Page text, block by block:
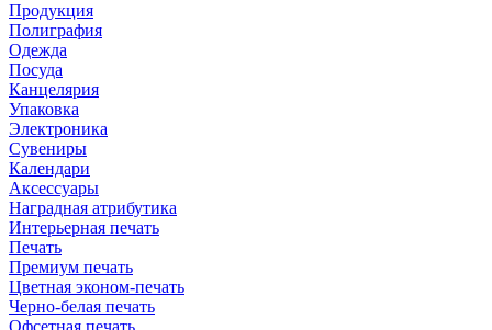
Продукция
Полиграфия
Одежда
Посуда
Канцелярия
Упаковка
Электроника
Сувениры
Календари
Аксессуары
Наградная атрибутика
Интерьерная печать
Печать
Премиум печать
Цветная эконом-печать
Черно-белая печать
Офсетная печать